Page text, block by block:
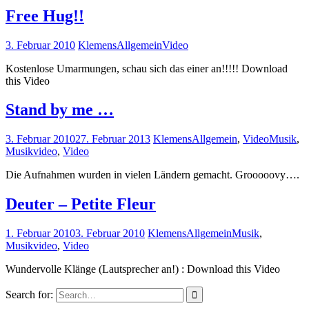
Free Hug!!
3. Februar 2010 KlemensAllgemeinVideo
Kostenlose Umarmungen, schau sich das einer an!!!!! Download
this Video
Stand by me …
3. Februar 201027. Februar 2013 KlemensAllgemein, VideoMusik,
Musikvideo, Video
Die Aufnahmen wurden in vielen Ländern gemacht. Grooooovy….
Deuter – Petite Fleur
1. Februar 20103. Februar 2010 KlemensAllgemeinMusik,
Musikvideo, Video
Wundervolle Klänge (Lautsprecher an!) : Download this Video
Search for: